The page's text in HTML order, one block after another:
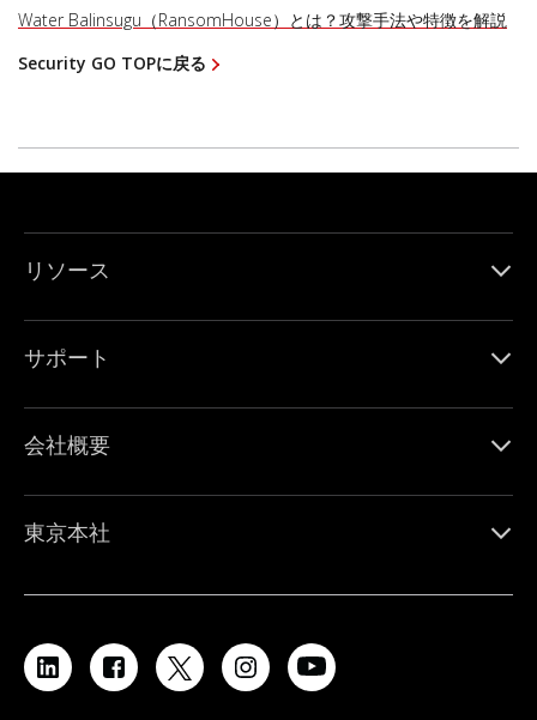
Water Balinsugu（RansomHouse）とは？攻撃手法や特徴を解説
Security GO TOPに戻る
リソース
サポート
会社概要
東京本社